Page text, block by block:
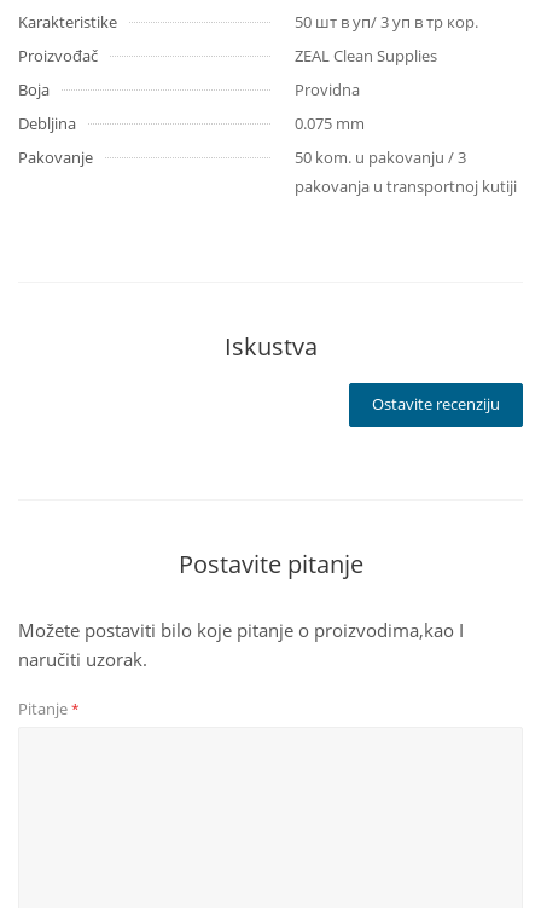
Karakteristike
50 шт в уп/ 3 уп в тр кор.
Proizvođač
ZEAL Clean Supplies
Boja
Providna
Debljina
0.075 mm
Pakovanje
50 kom. u pakovanju / 3
pakovanja u transportnoj kutiji
Iskustva
Ostavite recenziju
Postavite pitanje
Možete postaviti bilo koje pitanje o proizvodima,kao I
naručiti uzorak.
Pitanje*